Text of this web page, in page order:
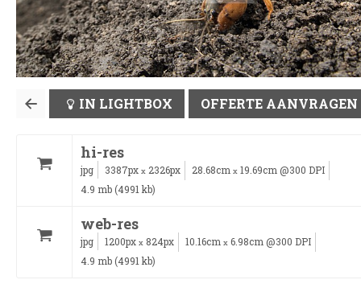
IN LIGHTBOX OFFERTE AANVRAGEN
hi-res
jpg 3387px x 2326px 28.68cm x 19.69cm @300 DPI
4.9 mb (4991 kb)
web-res
jpg 1200px x 824px 10.16cm x 6.98cm @300 DPI
4.9 mb (4991 kb)